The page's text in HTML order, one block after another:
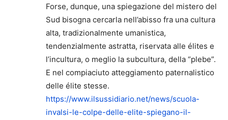
Forse, dunque, una spiegazione del mistero del
Sud bisogna cercarla nell’abisso fra una cultura
alta, tradizionalmente umanistica,
tendenzialmente astratta, riservata alle élites e
l’incultura, o meglio la subcultura, della “plebe”.
E nel compiaciuto atteggiamento paternalistico
delle élite stesse.
https://www.ilsussidiario.net/news/scuola-
invalsi-le-colpe-delle-elite-spiegano-il-